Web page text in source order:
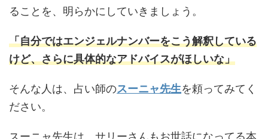
ることを、明らかにしていきましょう。
「自分ではエンジェルナンバーをこう解釈している
けど、さらに具体的なアドバイスがほしいな」
そんな人は、占い師のスーニャ先生を頼ってみてく
ださい。
スーニャ先生は、サリーさんもお世話になってる本